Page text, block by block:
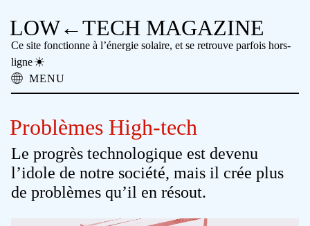
LOW←TECH MAGAZINE
Ce site fonctionne à l’énergie solaire, et se retrouve parfois hors-
ligne
MENU
À propos
Problèmes High-tech
Technologie Ancienne
Lecture hors-ligne
Archive
Faire un don
Problèmes High-tech
Le progrès technologique est devenu
l’idole de notre société, mais il crée plus
de problèmes qu’il en résout.